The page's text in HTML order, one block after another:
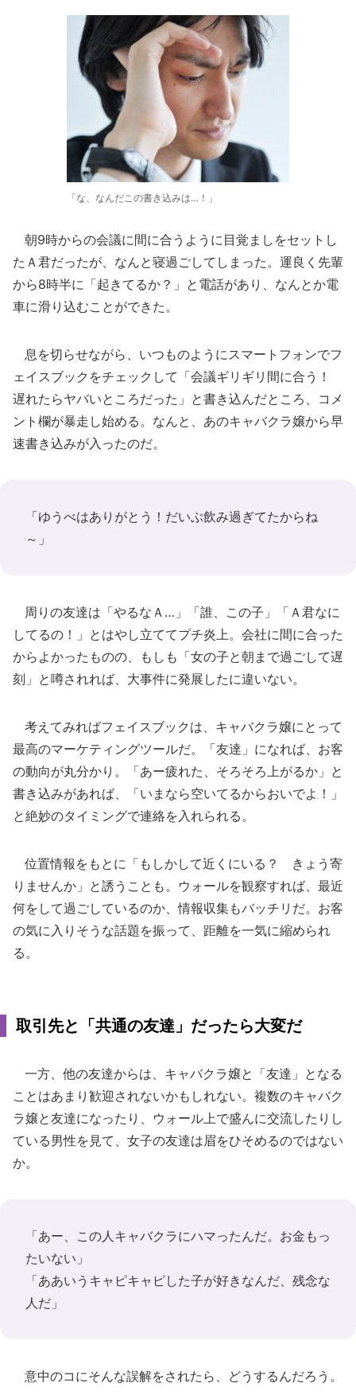
「な、なんだこの書き込みは…！」
朝9時からの会議に間に合うように目覚ましをセットし
たＡ君だったが、なんと寝過ごしてしまった。運良く先輩
から8時半に「起きてるか？」と電話があり、なんとか電
車に滑り込むことができた。
息を切らせながら、いつものようにスマートフォンでフ
ェイスブックをチェックして「会議ギリギリ間に合う！
遅れたらヤバいところだった」と書き込んだところ、コメ
ント欄が暴走し始める。なんと、あのキャバクラ嬢から早
速書き込みが入ったのだ。
「ゆうべはありがとう！だいぶ飲み過ぎてたからね
～」
周りの友達は「やるなＡ…」「誰、この子」「Ａ君なに
してるの！」とはやし立ててプチ炎上。会社に間に合った
からよかったものの、もしも「女の子と朝まで過ごして遅
刻」と噂されれば、大事件に発展したに違いない。
考えてみればフェイスブックは、キャバクラ嬢にとって
最高のマーケティングツールだ。「友達」になれば、お客
の動向が丸分かり。「あー疲れた、そろそろ上がるか」と
書き込みがあれば、「いまなら空いてるからおいでよ！」
と絶妙のタイミングで連絡を入れられる。
位置情報をもとに「もしかして近くにいる？ きょう寄
りませんか」と誘うことも。ウォールを観察すれば、最近
何をして過ごしているのか、情報収集もバッチリだ。お客
の気に入りそうな話題を振って、距離を一気に縮められ
る。
取引先と「共通の友達」だったら大変だ
一方、他の友達からは、キャバクラ嬢と「友達」となる
ことはあまり歓迎されないかもしれない。複数のキャバク
ラ嬢と友達になったり、ウォール上で盛んに交流したりし
ている男性を見て、女子の友達は眉をひそめるのではない
か。
「あー、この人キャバクラにハマったんだ。お金もっ
たいない」
「ああいうキャピキャピした子が好きなんだ、残念な
人だ」
意中のコにそんな誤解をされたら、どうするんだろう。